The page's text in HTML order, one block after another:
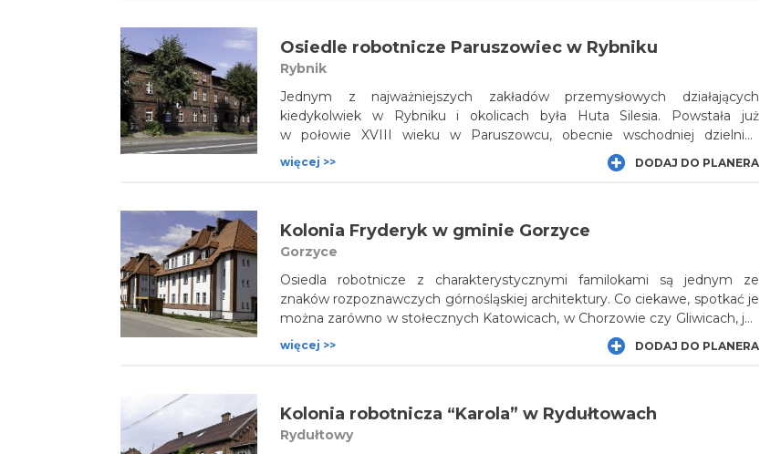
Osiedle robotnicze Paruszowiec w Rybniku
Rybnik
Jednym z najważniejszych zakładów przemysłowych działających
kiedykolwiek w Rybniku i okolicach była Huta Silesia. Powstała już
w połowie XVIII wieku w Paruszowcu, obecnie wschodniej dzielnicy
Rybnika, a jej kres nastąpił pod koniec XX stulecia. Na przełomie XIX i XX
wieku, podczas rozkwitu huty, wybudowano w pobliżu niej osiedle
więcej >> DODAJ DO PLANERA
Kolonia Fryderyk w gminie Gorzyce
Gorzyce
Osiedla robotnicze z charakterystycznymi familokami są jednym ze
znaków rozpoznawczych górnośląskiej architektury. Co ciekawe, spotkać je
można zarówno w stołecznych Katowicach, w Chorzowie czy Gliwicach, jak
również w mniejszych miejscowościach, a nawet na wsi. Blisko stuletnie
familoki zobaczymy na południu województwa, tuż przy granicy
więcej >> DODAJ DO PLANERA
Kolonia robotnicza “Karola” w Rydułtowach
Rydułtowy